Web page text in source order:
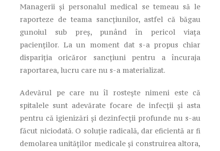
Managerii și personalul medical se temeau să le
raporteze de teama sancțiunilor, astfel că băgau
gunoiul sub preș, punând în pericol viața
pacienților. La un moment dat s-a propus chiar
dispariția oricăror sancțiuni pentru a încuraja
raportarea, lucru care nu s-a materializat.
Adevărul pe care nu îl rostește nimeni este că
spitalele sunt adevărate focare de infecții și asta
pentru că igienizări și dezinfecții profunde nu s-au
făcut niciodată. O soluție radicală, dar eficientă ar fi
demolarea unităților medicale și construirea altora,